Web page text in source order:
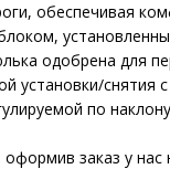
обеспечивая
одобрена для
установки/снятия
по
заказ у нас